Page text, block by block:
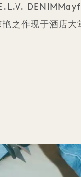
艳之作现于酒店